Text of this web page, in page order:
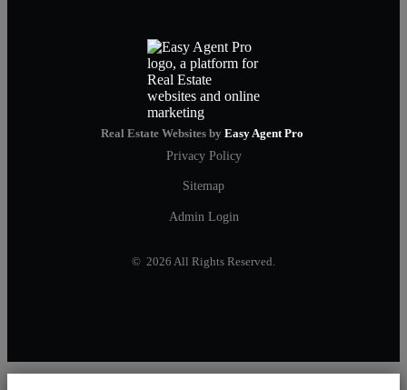
Real Estate Websites by Easy Agent Pro
Privacy Policy
Sitemap
Admin Login
© 2026 All Rights Reserved.